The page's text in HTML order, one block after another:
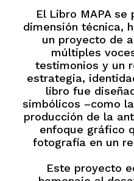
El Libro MAPA
dimensión técnica,
un proyecto de
múltiples
testimonios y un
estrategia,
libro fue
simbólicos –como
producción de la
enfoque gráfico
fotografía en un
Este proyecto